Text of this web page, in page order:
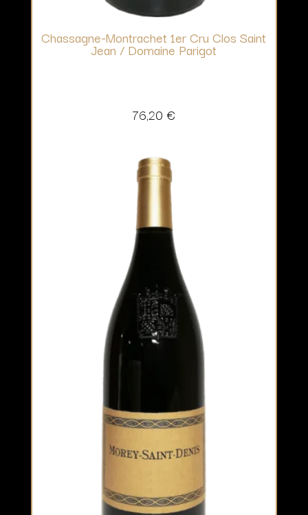
Chassagne-Montrachet 1er Cru Clos Saint
Jean / Domaine Parigot
76,20 €